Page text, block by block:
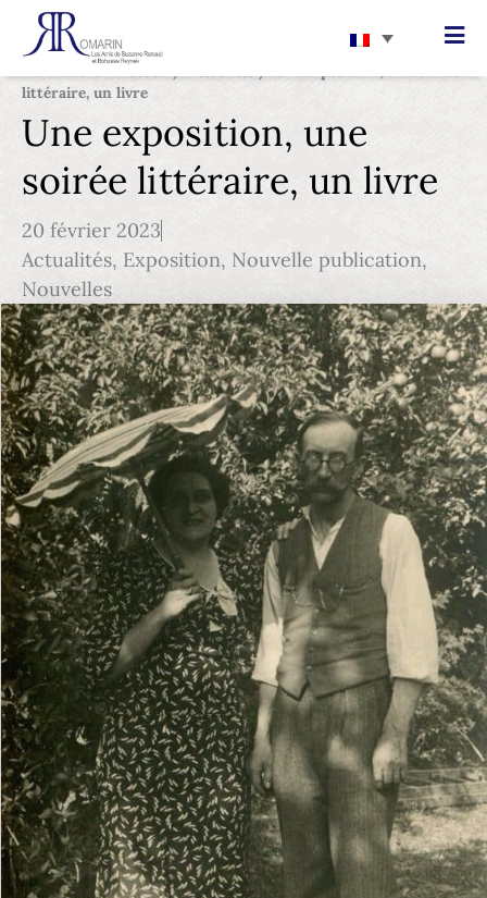
littéraire, un livre
Une exposition, une
soirée littéraire, un livre
20 février 2023
Actualités, Exposition, Nouvelle publication,
Nouvelles